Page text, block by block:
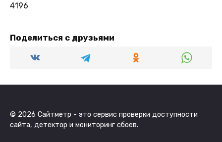
4196
Поделиться с друзьями
© 2026 Сайтметр - это сервис проверки доступности
сайта, детектор и мониторинг сбоев.